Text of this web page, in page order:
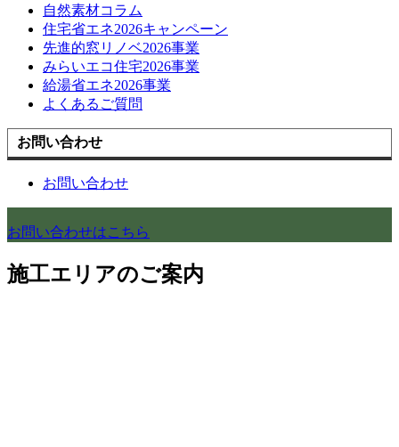
自然素材コラム
住宅省エネ2026キャンペーン
先進的窓リノベ2026事業
みらいエコ住宅2026事業
給湯省エネ2026事業
よくあるご質問
お問い合わせ
お問い合わせ
お問い合わせはこちら
施工エリアのご案内